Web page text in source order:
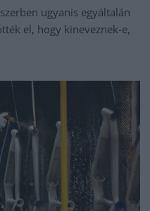
ugyanis egyáltalán
el, hogy kineveznek-e,